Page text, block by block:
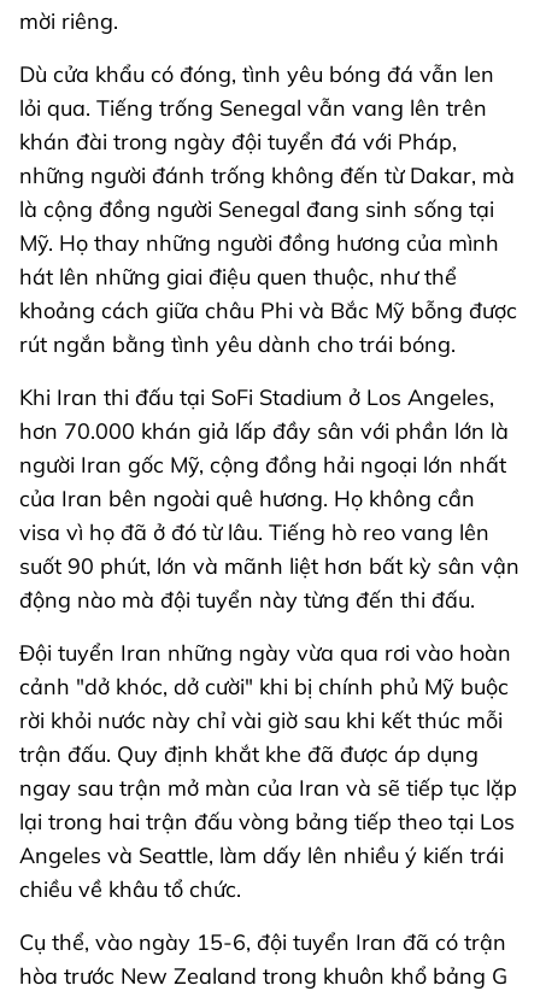
mời riêng.
Dù cửa khẩu có đóng, tình yêu bóng đá vẫn len
lỏi qua. Tiếng trống Senegal vẫn vang lên trên
khán đài trong ngày đội tuyển đá với Pháp,
những người đánh trống không đến từ Dakar, mà
là cộng đồng người Senegal đang sinh sống tại
Mỹ. Họ thay những người đồng hương của mình
hát lên những giai điệu quen thuộc, như thể
khoảng cách giữa châu Phi và Bắc Mỹ bỗng được
rút ngắn bằng tình yêu dành cho trái bóng.
Khi Iran thi đấu tại SoFi Stadium ở Los Angeles,
hơn 70.000 khán giả lấp đầy sân với phần lớn là
người Iran gốc Mỹ, cộng đồng hải ngoại lớn nhất
của Iran bên ngoài quê hương. Họ không cần
visa vì họ đã ở đó từ lâu. Tiếng hò reo vang lên
suốt 90 phút, lớn và mãnh liệt hơn bất kỳ sân vận
động nào mà đội tuyển này từng đến thi đấu.
Đội tuyển Iran những ngày vừa qua rơi vào hoàn
cảnh "dở khóc, dở cười" khi bị chính phủ Mỹ buộc
rời khỏi nước này chỉ vài giờ sau khi kết thúc mỗi
trận đấu. Quy định khắt khe đã được áp dụng
ngay sau trận mở màn của Iran và sẽ tiếp tục lặp
lại trong hai trận đấu vòng bảng tiếp theo tại Los
Angeles và Seattle, làm dấy lên nhiều ý kiến trái
chiều về khâu tổ chức.
Cụ thể, vào ngày 15-6, đội tuyển Iran đã có trận
hòa trước New Zealand trong khuôn khổ bảng G